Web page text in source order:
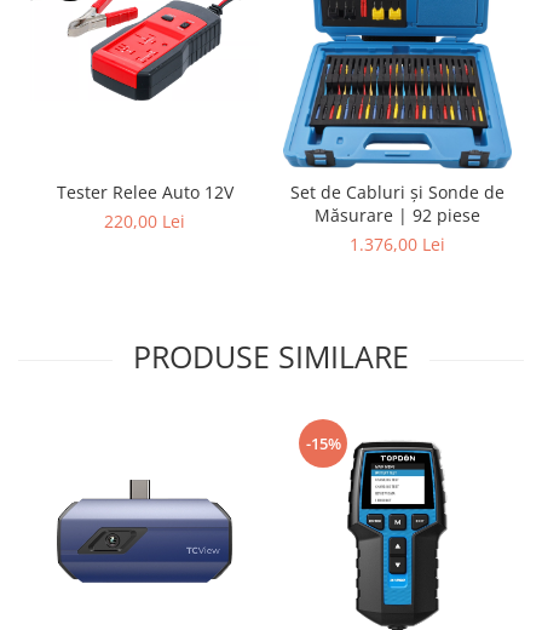
Tester Relee Auto 12V
220,00 Lei
Set de Cabluri și Sonde de
Măsurare | 92 piese
1.376,00 Lei
PRODUSE SIMILARE
-15%